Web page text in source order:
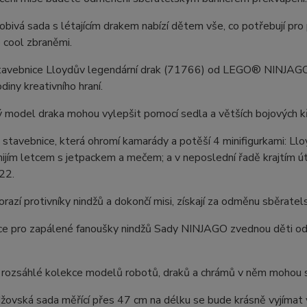
sada s létajícím drakem nabízí dětem vše, co potřebují
zbraněmi.
Lloydův legendární drak (71766) od LEGO®
kreativního hraní.
model draka mohou vylepšit pomocí sedla a větších bojových
která ohromí kamarády a potěší 4 minifigurkami:
letcem s jetpackem a mečem; a v neposlední řadě krajtím
protivníky nindžů a dokončí misi, získají za odměnu
pro zapálené fanoušky nindžů Sady NINJAGO zvednou děti
kolekce modelů robotů, draků a chrámů v něm
sada měřící přes 47 cm na délku se bude krásně